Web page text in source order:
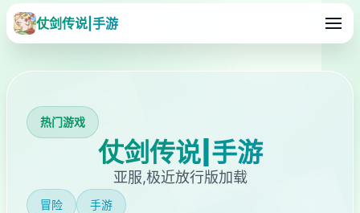
仗剑传说|手游
热门游戏
仗剑传说|手游
亚服,极近放行版加载
冒险 手游